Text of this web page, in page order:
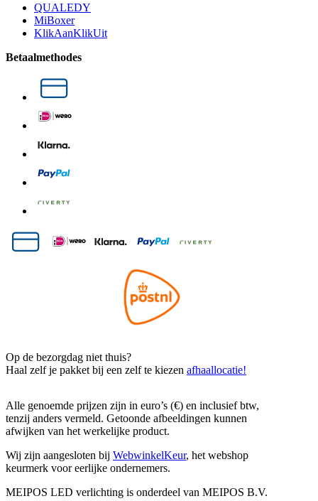
QUALEDY
MiBoxer
KlikAanKlikUit
Betaalmethodes
Op de bezorgdag niet thuis?
Haal zelf je pakket bij een zelf te kiezen afhaallocatie!
Alle genoemde prijzen zijn in euro’s (€) en inclusief btw,
tenzij anders vermeld. Getoonde afbeeldingen kunnen
afwijken van het werkelijke product.
Wij zijn aangesloten bij WebwinkelKeur, het webshop
keurmerk voor eerlijke ondernemers.
MEIPOS LED verlichting is onderdeel van MEIPOS B.V.